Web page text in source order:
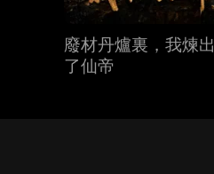
廢材丹爐裏，我煉出
了仙帝